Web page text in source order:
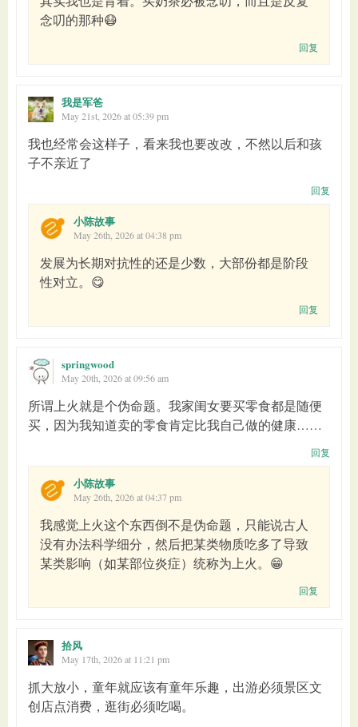
念叨的那种😷
回复
我是军爸
May 21st, 2026 at 05:39 pm
我也经常会这样子，看来我也要改改，不然以后和孩
子不亲近了
回复
小陈故事
May 26th, 2026 at 04:38 pm
发展为长期对抗性的还是少数，大部份都是阶段
性对立。😋
回复
springwood
May 20th, 2026 at 09:56 am
所谓上火就是个伪命题。我家闺女要买零食都是随便
买，因为我知道卖的零食肯定比我自己做的健康……
回复
小陈故事
May 26th, 2026 at 04:37 pm
我感觉上火这个东西倒不是伪命题，只能说古人
没有办法科学细分，然后把某类物质吃多了导致
某类影响（如某部位炎症）统称为上火。😁
回复
拾风
May 17th, 2026 at 11:21 pm
抓大放小，童年就应该有童年乐趣，出游必须景区文
创店点消费，逛街必须吃喝。